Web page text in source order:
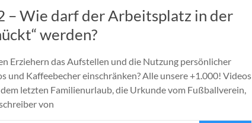
– Wie darf der Arbeitsplatz in der
werden?
Erziehern das Aufstellen und die Nutzung persönlicher
und Kaffeebecher einschränken? Alle unsere +1.000! Videos
letzten Familienurlaub, die Urkunde vom Fußballverein,
von